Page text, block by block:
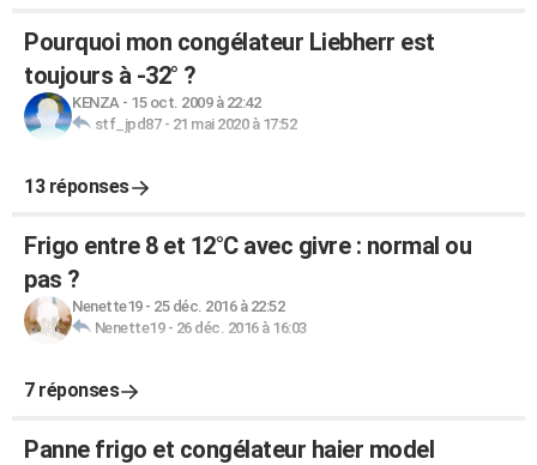
Pourquoi mon congélateur Liebherr est
toujours à -32° ?
KENZA- 15 oct. 2009 à 22:42
stf_jpd87- 21 mai 2020 à 17:52
13 réponses
Frigo entre 8 et 12°C avec givre : normal ou
pas ?
Nenette19- 25 déc. 2016 à 22:52
Nenette19- 26 déc. 2016 à 16:03
7 réponses
Panne frigo et congélateur haier model